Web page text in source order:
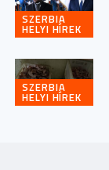
SZERBIA
HELYI HÍREK
SZERBIA
HELYI HÍREK